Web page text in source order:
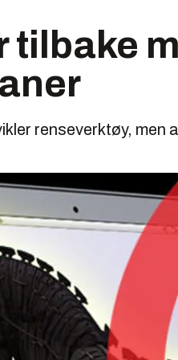
tilbake
renseverktøy, men